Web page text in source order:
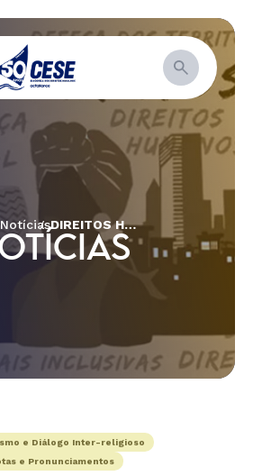
Notícias DIREITOS HUMANOS, O SOFRIMENTO E O BEM VIVER
e Diálogo Inter-religioso
e Pronunciamentos